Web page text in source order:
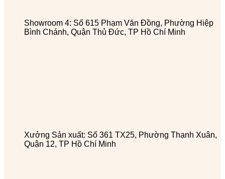
Showroom 4: Số 615 Phạm Văn Đồng, Phường Hiệp
Bình Chánh, Quận Thủ Đức, TP Hồ Chí Minh
Xưởng Sản xuất: Số 361 TX25, Phường Thạnh Xuân,
Quận 12, TP Hồ Chí Minh